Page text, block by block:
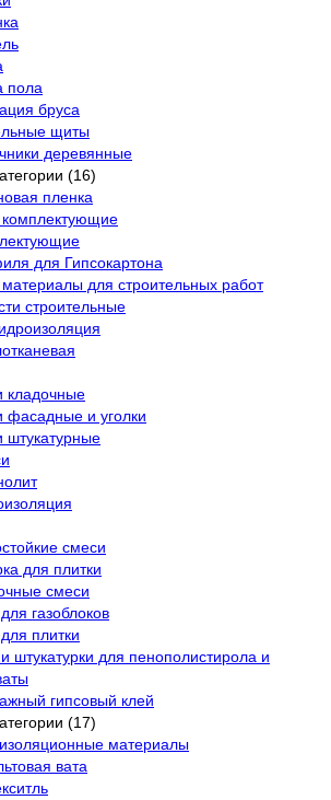
пола
бруса
щиты
деревянные
(16)
пленка
для Гипсокартона
для строительных работ
строительные
кладочные
фасадные и уголки
штукатурные
смеси
для плитки
смеси
газоблоков
плитки
штукатурки для пенополистирола и
гипсовый клей
(17)
материалы
вата